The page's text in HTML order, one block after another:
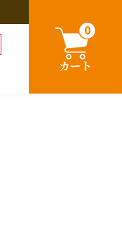
0
カート